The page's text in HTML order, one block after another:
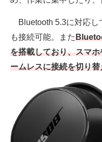
Bluetooth 5.3に対応し
も接続可能。また
を搭載しており、スマ
ームレスに接続を切り替